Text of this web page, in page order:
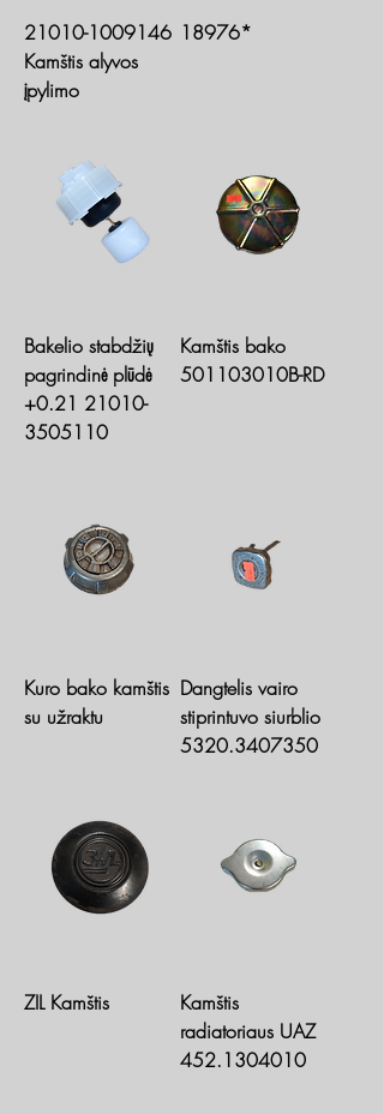
21010-1009146
Kamštis alyvos
įpylimo
18976*
Bakelio stabdžių
pagrindinė plūdė
+0.21 21010-
3505110
Kamštis bako
501103010B-RD
Kuro bako kamštis
su užraktu
Dangtelis vairo
stiprintuvo siurblio
5320.3407350
ZIL Kamštis
Kamštis
radiatoriaus UAZ
452.1304010